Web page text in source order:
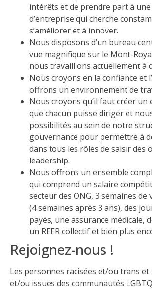
intérêts et de prendre part à
d’entreprise qui cherche
s’améliorer et à innover.
Nous disposons d’un bureau
vue magnifique sur le Mont-
nous travaillions actuellement à
Nous croyons en la confiance et
offrons un environnement de
Nous croyons qu’il faut créer un
que chacun puisse diriger et
possibilités au sein de notre
gouvernance pour permettre à
dans tous les rôles de saisir des
leadership.
Nous offrons un ensemble
qui comprend un salaire
secteur des ONG, 3 semaines de
(4 semaines après 3 ans), des
payés, une assurance médicale,
un REER collectif et bien plus
Rejoignez-nous !
Les personnes racisées et/ou trans
et/ou issues des communautés